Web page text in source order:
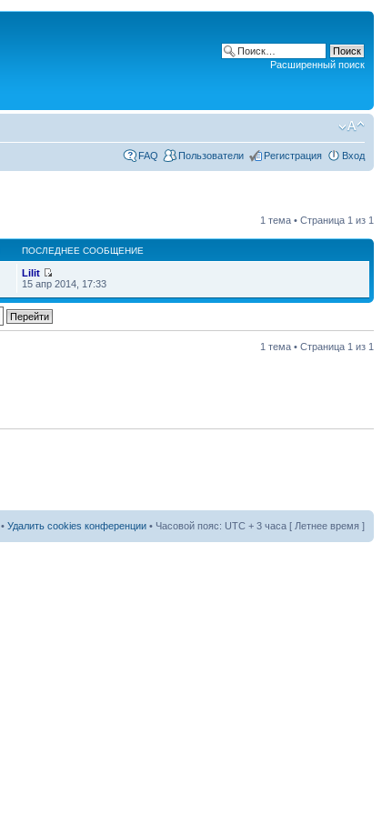
Расширенный поиск
FAQ Пользователи Регистрация Вход
1 тема • Страница 1 из 1
ПОСЛЕДНЕЕ СООБЩЕНИЕ
Lilit
15 апр 2014, 17:33
1 тема • Страница 1 из 1
• Удалить cookies конференции • Часовой пояс: UTC + 3 часа [ Летнее время ]